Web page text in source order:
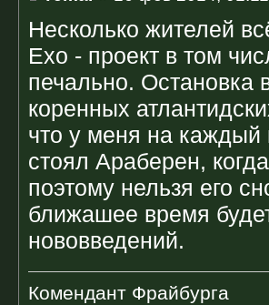
Несколько жителей
Ехо - проект в том
печально. Остановка
коренных
что у меня на каждый
стоял Араберен,
поэтому нельзя его
ближашее время
нововведений.
Комендант Фрайбурга